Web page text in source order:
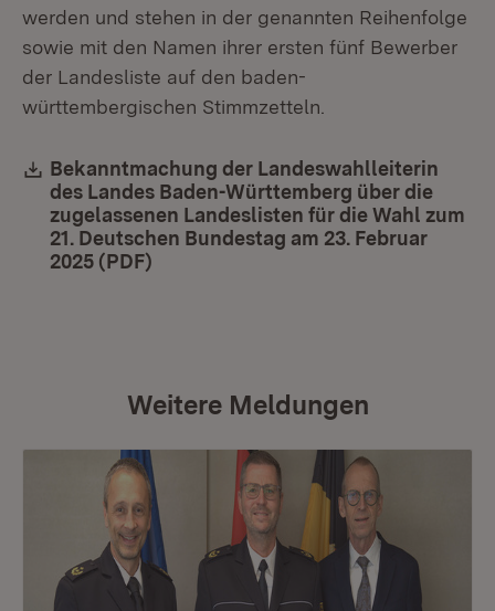
werden und stehen in der genannten Reihenfolge
sowie mit den Namen ihrer ersten fünf Bewerber
der Landesliste auf den baden-
württembergischen Stimmzetteln.
Download:
Bekanntmachung der Landeswahlleiterin
des Landes Baden-Württemberg über die
zugelassenen Landeslisten für die Wahl zum
21. Deutschen Bundestag am 23. Februar
2025 (PDF)
Weitere Meldungen